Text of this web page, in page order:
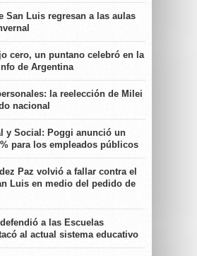
San Luis regresan a las aulas
cero, un puntano celebró en la
de Argentina
la reelección de Milei
nacional
y Social: Poggi anunció un
para los empleados públicos
Paz volvió a fallar contra el
Luis en medio del pedido de
a las Escuelas
al actual sistema educativo